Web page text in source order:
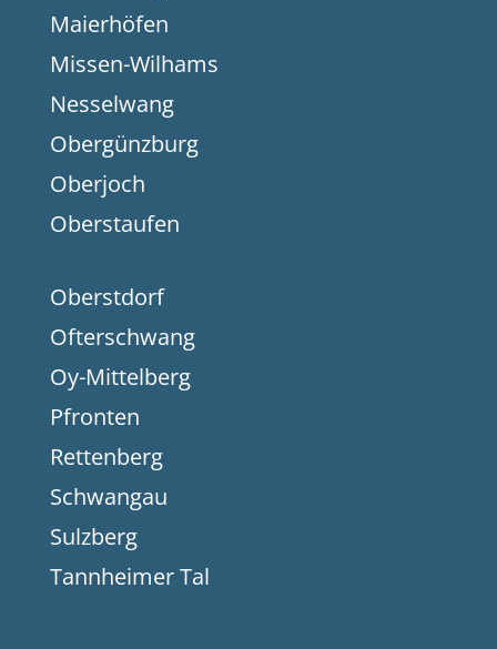
Maierhöfen
Missen-Wilhams
Nesselwang
Obergünzburg
Oberjoch
Oberstaufen
Oberstdorf
Ofterschwang
Oy-Mittelberg
Pfronten
Rettenberg
Schwangau
Sulzberg
Tannheimer Tal